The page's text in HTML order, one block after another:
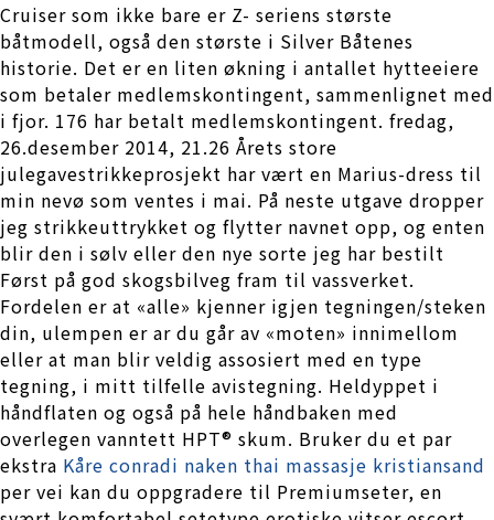
Cruiser som ikke bare er Z- seriens største
båtmodell, også den største i Silver Båtenes
historie. Det er en liten økning i antallet hytteeiere
som betaler medlemskontingent, sammenlignet med
i fjor. 176 har betalt medlemskontingent. fredag,
26.desember 2014, 21.26 Årets store
julegavestrikkeprosjekt har vært en Marius-dress til
min nevø som ventes i mai. På neste utgave dropper
jeg strikkeuttrykket og flytter navnet opp, og enten
blir den i sølv eller den nye sorte jeg har bestilt
Først på god skogsbilveg fram til vassverket.
Fordelen er at «alle» kjenner igjen tegningen/steken
din, ulempen er ar du går av «moten» innimellom
eller at man blir veldig assosiert med en type
tegning, i mitt tilfelle avistegning. Heldyppet i
håndflaten og også på hele håndbaken med
overlegen vanntett HPT® skum. Bruker du et par
ekstra Kåre conradi naken thai massasje kristiansand
per vei kan du oppgradere til Premiumseter, en